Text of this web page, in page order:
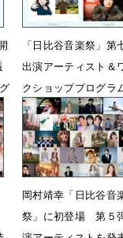
「日比谷音楽祭」第
出演アーティスト＆
クショッププログラ
表
5月15日 13時55分
岡村靖幸「日比谷音
祭」に初登場 第５